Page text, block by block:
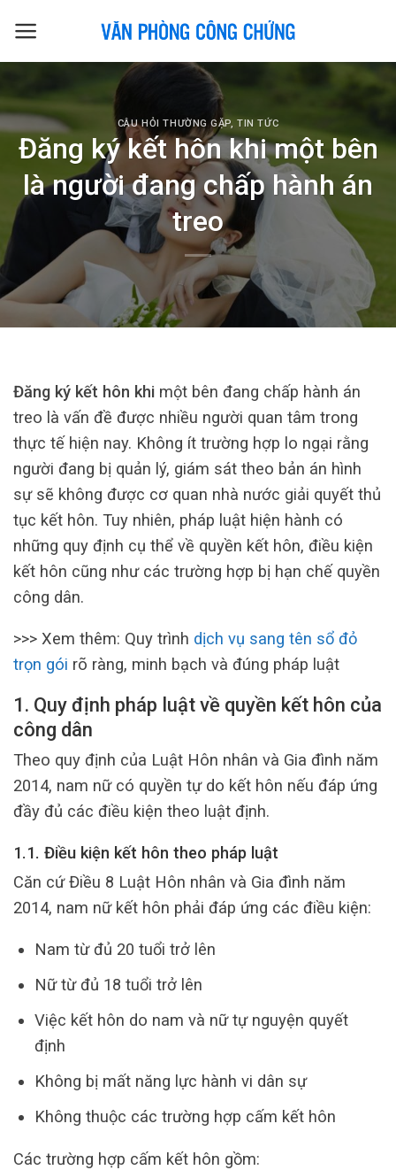
CÂU HỎI THƯỜNG GẶP,TIN TỨC
Đăng ký kết hôn khi một bên
là người đang chấp hành án
treo
Đăng ký kết hôn khi một bên đang chấp hành án
treo là vấn đề được nhiều người quan tâm trong
thực tế hiện nay. Không ít trường hợp lo ngại rằng
người đang bị quản lý, giám sát theo bản án hình
sự sẽ không được cơ quan nhà nước giải quyết thủ
tục kết hôn. Tuy nhiên, pháp luật hiện hành có
những quy định cụ thể về quyền kết hôn, điều kiện
kết hôn cũng như các trường hợp bị hạn chế quyền
công dân.
>>> Xem thêm: Quy trình dịch vụ sang tên sổ đỏ
trọn gói rõ ràng, minh bạch và đúng pháp luật
1. Quy định pháp luật về quyền kết hôn của
công dân
Theo quy định của Luật Hôn nhân và Gia đình năm
2014, nam nữ có quyền tự do kết hôn nếu đáp ứng
đầy đủ các điều kiện theo luật định.
1.1. Điều kiện kết hôn theo pháp luật
Căn cứ Điều 8 Luật Hôn nhân và Gia đình năm
2014, nam nữ kết hôn phải đáp ứng các điều kiện:
Nam từ đủ 20 tuổi trở lên
Nữ từ đủ 18 tuổi trở lên
Việc kết hôn do nam và nữ tự nguyện quyết
định
Không bị mất năng lực hành vi dân sự
Không thuộc các trường hợp cấm kết hôn
Các trường hợp cấm kết hôn gồm: